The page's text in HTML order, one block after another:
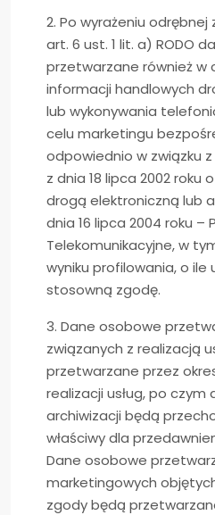
2. Po wyrażeniu
art. 6 ust. 1 lit. a) RODO
przetwarzane również w
informacji handlowych
lub wykonywania
celu marketingu
odpowiednio w związku
z dnia 18 lipca 2002 roku
drogą elektroniczną lub
dnia 16 lipca 2004 roku –
Telekomunikacyjne, w
wyniku profilowania, o ile
stosowną zgodę.
3. Dane osobowe
związanych z realizacją
przetwarzane przez
realizacji usług, po
archiwizacji będą
właściwy dla
Dane osobowe
marketingowych
zgody będą